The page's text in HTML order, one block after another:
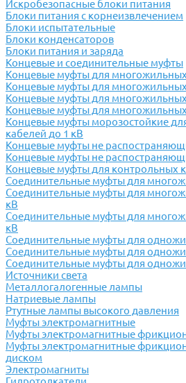
Искробезопасные блоки питания
Блоки питания с корнеизвлечением
Блоки испытательные
Блоки конденсаторов
Блоки питания и заряда
Концевые и соединительные муфты
Концевые муфты для
Концевые муфты для
Концевые муфты для
Концевые муфты для
Концевые муфты морозостойкие
кабелей до 1 кВ
Концевые муфты не
Концевые муфты не
Концевые муфты для контрольных
Соединительные муфты для
Соединительные муфты для
кВ
Соединительные муфты для
кВ
Соединительные муфты для
Соединительные муфты для
Соединительные муфты для
Источники света
Металлогалогенные лампы
Натриевые лампы
Ртутные лампы высокого давления
Муфты электромагнитные
Муфты электромагнитные
Муфты электромагнитные
диском
Электромагниты